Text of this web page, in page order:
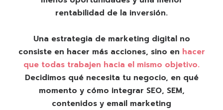
rentabilidad de la inversión.
Una estrategia de marketing digital no
consiste en hacer más acciones, sino en hacer
que todas trabajen hacia el mismo objetivo.
Decidimos qué necesita tu negocio, en qué
momento y cómo integrar SEO, SEM,
contenidos y email marketing